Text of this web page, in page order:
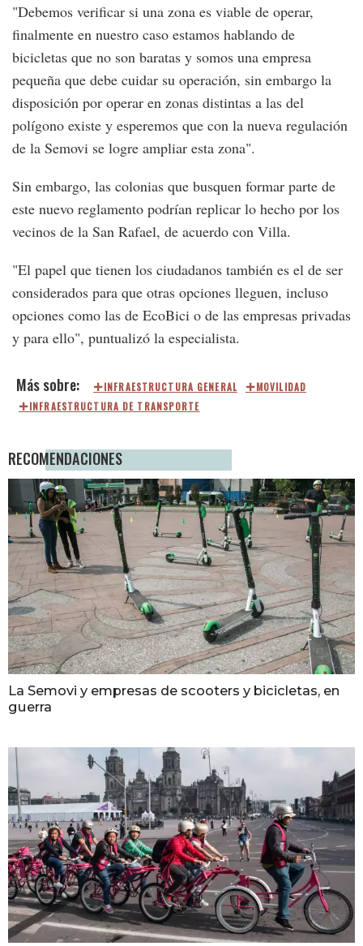
"Debemos verificar si una zona es viable de operar,
finalmente en nuestro caso estamos hablando de
bicicletas que no son baratas y somos una empresa
pequeña que debe cuidar su operación, sin embargo la
disposición por operar en zonas distintas a las del
polígono existe y esperemos que con la nueva regulación
de la Semovi se logre ampliar esta zona".
Sin embargo, las colonias que busquen formar parte de
este nuevo reglamento podrían replicar lo hecho por los
vecinos de la San Rafael, de acuerdo con Villa.
"El papel que tienen los ciudadanos también es el de ser
considerados para que otras opciones lleguen, incluso
opciones como las de EcoBici o de las empresas privadas
y para ello", puntualizó la especialista.
INFRAESTRUCTURA GENERAL
MOVILIDAD
INFRAESTRUCTURA DE TRANSPORTE
RECOMENDACIONES
La Semovi y empresas de scooters y bicicletas, en
guerra